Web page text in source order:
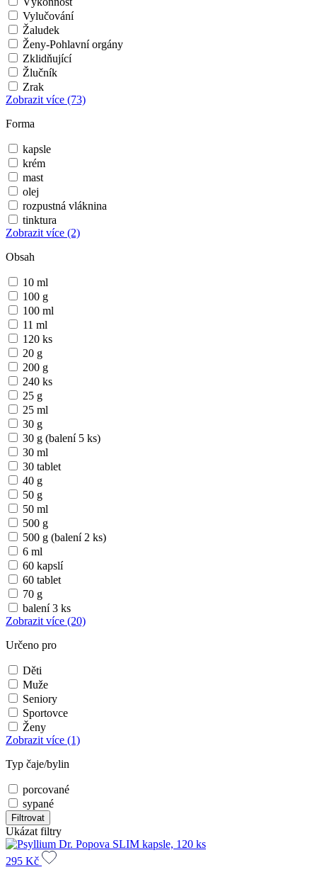
Vylučování
Žaludek
Ženy-Pohlavní orgány
Zklidňující
Žlučník
Zrak
Zobrazit více (73)
Forma
kapsle
krém
mast
olej
rozpustná vláknina
tinktura
Zobrazit více (2)
Obsah
10 ml
100 g
100 ml
11 ml
120 ks
20 g
200 g
240 ks
25 g
25 ml
30 g
30 g (balení 5 ks)
30 ml
30 tablet
40 g
50 g
50 ml
500 g
500 g (balení 2 ks)
6 ml
60 kapslí
60 tablet
70 g
balení 3 ks
Zobrazit více (20)
Určeno pro
Děti
Muže
Seniory
Sportovce
Ženy
Zobrazit více (1)
Typ čaje/bylin
porcované
sypané
Filtrovat
Ukázat filtry
295 Kč